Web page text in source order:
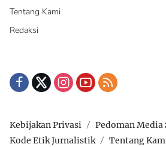
Tentang Kami
Redaksi
Kebijakan Privasi
Pedoman Media
Kode Etik Jurnalistik
Tentang